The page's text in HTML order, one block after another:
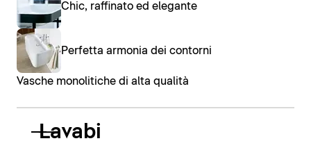
Chic, raffinato ed elegante
Perfetta armonia dei contorni
Vasche monolitiche di alta qualità
Lavabi